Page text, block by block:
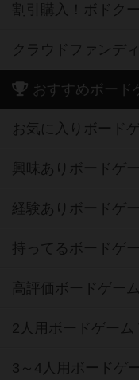
割引購入！ボドク
クラウドファンデ
おすすめボード
お気に入りボード
興味ありボードゲ
経験ありボードゲ
持ってるボードゲ
高評価ボードゲー
2人用ボードゲーム
3～4人用ボードゲ